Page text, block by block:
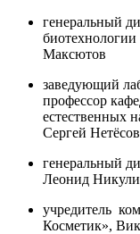
генеральный
биотехнологии
Максютов
заведующий
профессор
естественных
Сергей Нетёсов
генеральный
Леонид
учредитель
Косметик»,